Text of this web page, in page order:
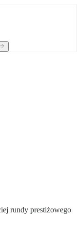
rundy prestiżowego